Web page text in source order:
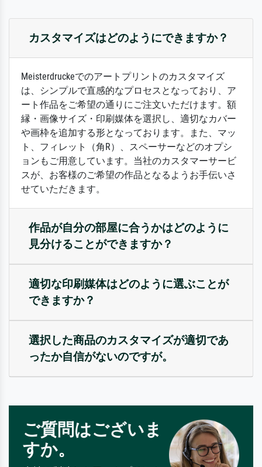
カスタマイズはどのようにできますか？
Meisterdruckeでのアートプリントのカスタマイズ
は、シンプルで直感的なプロセスとなっており、ア
ート作品をご希望の通りにご注文いただけます。額
縁・画像サイズ・印刷媒体を選択し、適切なカバー
や画枠を追加する形となっております。また、マッ
ト、フィレット（角R）、スペーサーなどのオプシ
ョンもご用意しています。当社のカスタマーサービ
スが、お客様のご希望の作品となるようお手伝いさ
せていただきます。
作品が自分の部屋に合うかはどのように
見分けることができますか？
適切な印刷媒体はどのように選ぶことが
できますか？
選択した商品のカスタマイズが適切であ
ったか自信がないのですが。
ご質問はございま
すか。